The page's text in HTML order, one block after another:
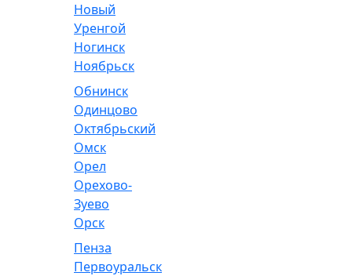
Новый
Уренгой
Ногинск
Ноябрьск
Обнинск
Одинцово
Октябрьский
Омск
Орел
Орехово-
Зуево
Орск
Пенза
Первоуральск